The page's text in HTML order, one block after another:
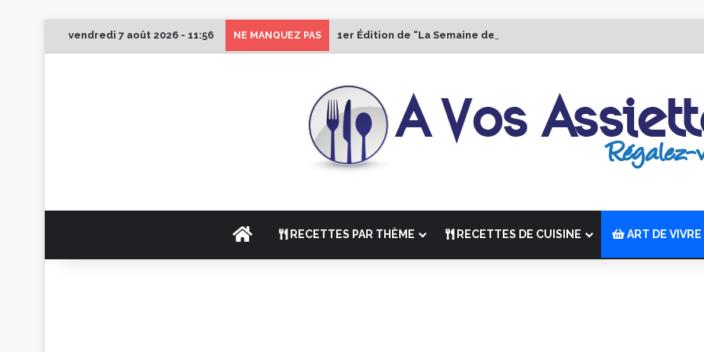
vendredi 7 août 2026 - 11:56 NE MANQUEZ PAS 1er Édition de “La Semaine des Chefs” du 19 au 24 octobre 2026
ACCUEILRECETTES PAR THÈME RECETTES DE CUISINE ART DE VIVRE